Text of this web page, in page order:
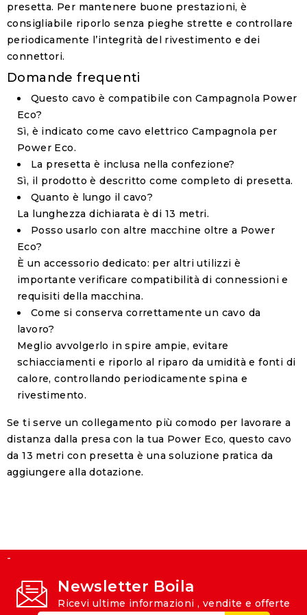
presetta. Per mantenere buone prestazioni, è
consigliabile riporlo senza pieghe strette e controllare
periodicamente l’integrità del rivestimento e dei
connettori.
Domande frequenti
Questo cavo è compatibile con Campagnola Power
Eco?
Sì, è indicato come cavo elettrico Campagnola per
Power Eco.
La presetta è inclusa nella confezione?
Sì, il prodotto è descritto come completo di presetta.
Quanto è lungo il cavo?
La lunghezza dichiarata è di 13 metri.
Posso usarlo con altre macchine oltre a Power
Eco?
È un accessorio dedicato: per altri utilizzi è
importante verificare compatibilità di connessioni e
requisiti della macchina.
Come si conserva correttamente un cavo da
lavoro?
Meglio avvolgerlo in spire ampie, evitare
schiacciamenti e riporlo al riparo da umidità e fonti di
calore, controllando periodicamente spina e
rivestimento.
Se ti serve un collegamento più comodo per lavorare a
distanza dalla presa con la tua Power Eco, questo cavo
da 13 metri con presetta è una soluzione pratica da
aggiungere alla dotazione.
-
Newsletter Boila
Ricevi ultime informazioni , vendite e offerte